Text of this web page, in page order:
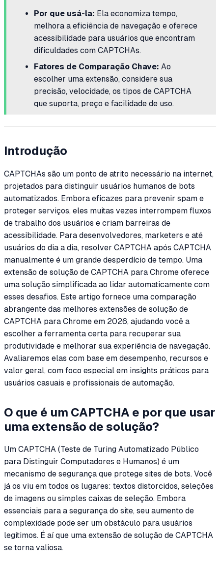
Por que usá-la: Ela economiza tempo,
melhora a eficiência de navegação e oferece
acessibilidade para usuários que encontram
dificuldades com CAPTCHAs.
Fatores de Comparação Chave: Ao
escolher uma extensão, considere sua
precisão, velocidade, os tipos de CAPTCHA
que suporta, preço e facilidade de uso.
Introdução
CAPTCHAs são um ponto de atrito necessário na internet,
projetados para distinguir usuários humanos de bots
automatizados. Embora eficazes para prevenir spam e
proteger serviços, eles muitas vezes interrompem fluxos
de trabalho dos usuários e criam barreiras de
acessibilidade. Para desenvolvedores, marketers e até
usuários do dia a dia, resolver CAPTCHA após CAPTCHA
manualmente é um grande desperdício de tempo. Uma
extensão de solução de CAPTCHA para Chrome oferece
uma solução simplificada ao lidar automaticamente com
esses desafios. Este artigo fornece uma comparação
abrangente das melhores extensões de solução de
CAPTCHA para Chrome em 2026, ajudando você a
escolher a ferramenta certa para recuperar sua
produtividade e melhorar sua experiência de navegação.
Avaliaremos elas com base em desempenho, recursos e
valor geral, com foco especial em insights práticos para
usuários casuais e profissionais de automação.
O que é um CAPTCHA e por que usar
uma extensão de solução?
Um CAPTCHA (Teste de Turing Automatizado Público
para Distinguir Computadores e Humanos) é um
mecanismo de segurança que protege sites de bots. Você
já os viu em todos os lugares: textos distorcidos, seleções
de imagens ou simples caixas de seleção. Embora
essenciais para a segurança do site, seu aumento de
complexidade pode ser um obstáculo para usuários
legítimos. É aí que uma extensão de solução de CAPTCHA
se torna valiosa.